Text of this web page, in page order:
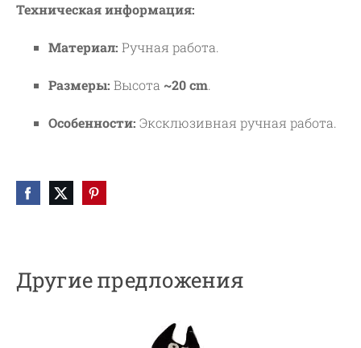
Техническая информация:
Материал: Ручная работа.
Размеры: Высота ~20 cm.
Особенности: Эксклюзивная ручная работа.
Другие предложения